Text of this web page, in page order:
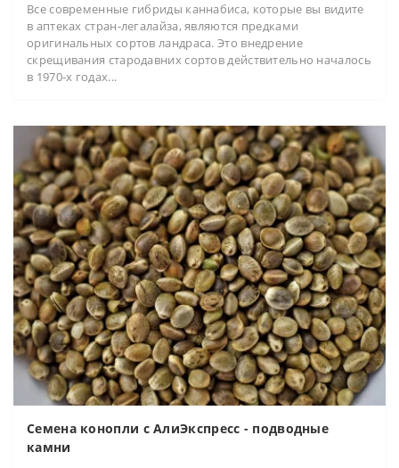
Все современные гибриды каннабиса, которые вы видите
в аптеках стран-легалайза, являются предками
оригинальных сортов ландраса. Это внедрение
скрещивания стародавних сортов действительно началось
в 1970-х годах...
Семена конопли с АлиЭкспресс - подводные
камни